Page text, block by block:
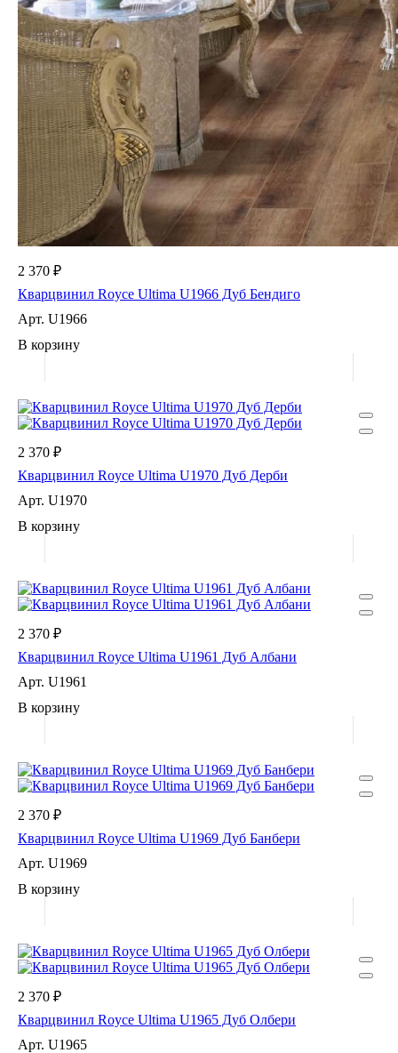
2 370 ₽
Кварцвинил Royce Ultima U1966 Дуб Бендиго
Арт. U1966
В корзину
2 370 ₽
Кварцвинил Royce Ultima U1970 Дуб Дерби
Арт. U1970
В корзину
2 370 ₽
Кварцвинил Royce Ultima U1961 Дуб Албани
Арт. U1961
В корзину
2 370 ₽
Кварцвинил Royce Ultima U1969 Дуб Банбери
Арт. U1969
В корзину
2 370 ₽
Кварцвинил Royce Ultima U1965 Дуб Олбери
Арт. U1965